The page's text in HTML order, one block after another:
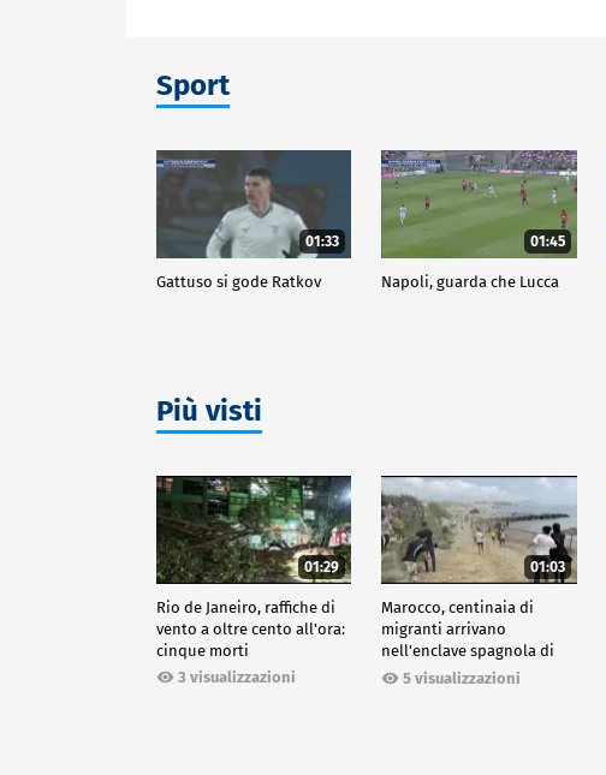
Sport
01:33
Gattuso si gode Ratkov
01:45
Napoli, guarda che Lucca
Più visti
01:29
Rio de Janeiro, raffiche di
vento a oltre cento all'ora:
cinque morti
3 visualizzazioni
01:03
Marocco, centinaia di
migranti arrivano
nell'enclave spagnola di
Ceuta5 visualizzazioni